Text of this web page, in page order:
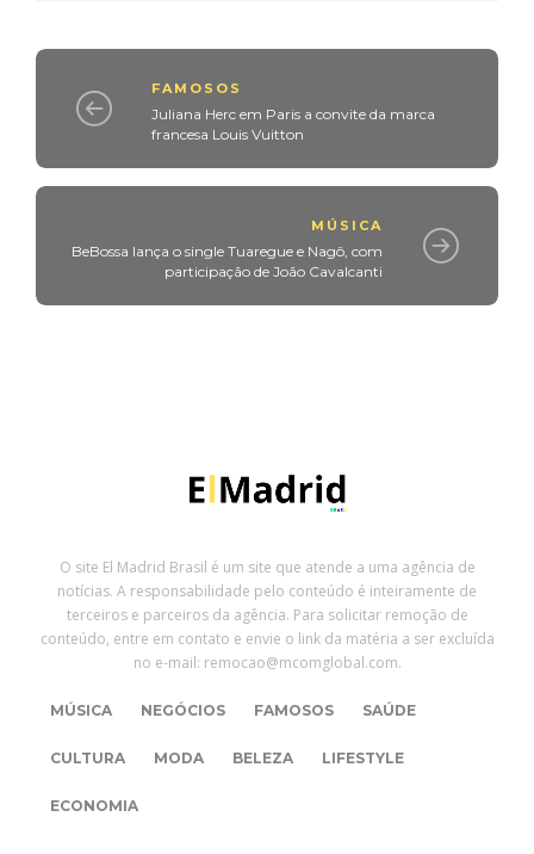
FAMOSOS
Juliana Herc em Paris a convite da marca
francesa Louis Vuitton
MÚSICA
BeBossa lança o single Tuaregue e Nagô, com
participação de João Cavalcanti
O site El Madrid Brasil é um site que atende a uma agência de
notícias. A responsabilidade pelo conteúdo é inteiramente de
terceiros e parceiros da agência. Para solicitar remoção de
conteúdo, entre em contato e envie o link da matéria a ser excluída
no e-mail: remocao@mcomglobal.com.
MÚSICA NEGÓCIOS FAMOSOS SAÚDE
CULTURA MODA BELEZA LIFESTYLE
ECONOMIA